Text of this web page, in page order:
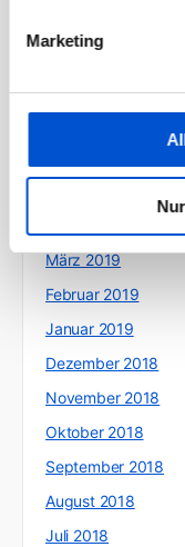
Marketing
September 2019
März 2019
Februar 2019
Januar 2019
Dezember 2018
November 2018
Oktober 2018
September 2018
August 2018
Juli 2018